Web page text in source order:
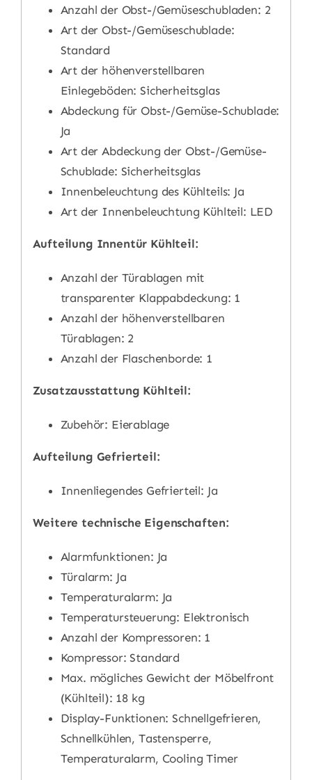
Anzahl der Obst-/Gemüseschubladen: 2
Art der Obst-/Gemüseschublade:
Standard
Art der höhenverstellbaren
Einlegeböden: Sicherheitsglas
Abdeckung für Obst-/Gemüse-Schublade:
Ja
Art der Abdeckung der Obst-/Gemüse-
Schublade: Sicherheitsglas
Innenbeleuchtung des Kühlteils: Ja
Art der Innenbeleuchtung Kühlteil: LED
Aufteilung Innentür Kühlteil:
Anzahl der Türablagen mit
transparenter Klappabdeckung: 1
Anzahl der höhenverstellbaren
Türablagen: 2
Anzahl der Flaschenborde: 1
Zusatzausstattung Kühlteil:
Zubehör: Eierablage
Aufteilung Gefrierteil:
Innenliegendes Gefrierteil: Ja
Weitere technische Eigenschaften:
Alarmfunktionen: Ja
Türalarm: Ja
Temperaturalarm: Ja
Temperatursteuerung: Elektronisch
Anzahl der Kompressoren: 1
Kompressor: Standard
Max. mögliches Gewicht der Möbelfront
(Kühlteil): 18 kg
Display-Funktionen: Schnellgefrieren,
Schnellkühlen, Tastensperre,
Temperaturalarm, Cooling Timer